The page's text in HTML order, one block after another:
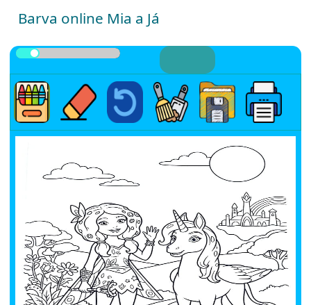
Barva online Mia a Já